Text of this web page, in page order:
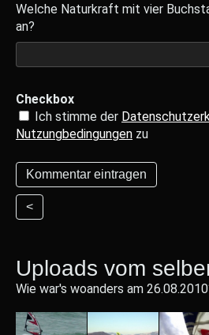
Welche Naturkraft mit vier
an?
Checkbox
Ich stimme der
Nutzungbedingungen zu
<
Uploads vom
Wie war's woanders am